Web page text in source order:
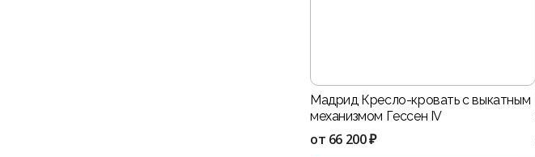
Мадрид Кресло-кровать с выкатным
механизмом Гессен IV
от 66 200 ₽